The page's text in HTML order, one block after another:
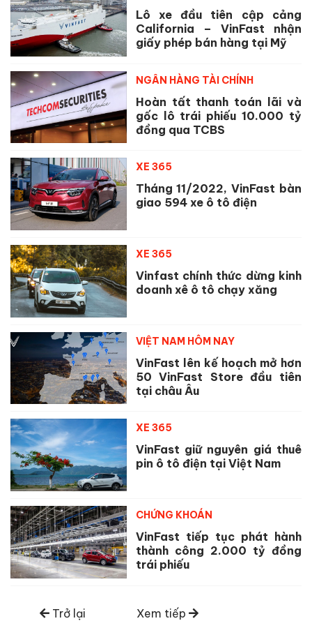
Lô xe đầu tiên cập cảng
California – VinFast nhận
giấy phép bán hàng tại Mỹ
NGÂN HÀNG TÀI CHÍNH
Hoàn tất thanh toán lãi và
gốc lô trái phiếu 10.000 tỷ
đồng qua TCBS
XE 365
Tháng 11/2022, VinFast bàn
giao 594 xe ô tô điện
XE 365
Vinfast chính thức dừng kinh
doanh xê ô tô chạy xăng
VIỆT NAM HÔM NAY
VinFast lên kế hoạch mở hơn
50 VinFast Store đầu tiên
tại châu Âu
XE 365
VinFast giữ nguyên giá thuê
pin ô tô điện tại Việt Nam
CHỨNG KHOÁN
VinFast tiếp tục phát hành
thành công 2.000 tỷ đồng
trái phiếu
Trở lại Xem tiếp